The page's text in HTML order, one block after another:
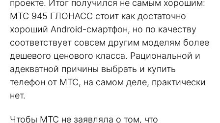
проекте. Итог получился не самым хорошим:
МТС 945 ГЛОНАСС стоит как достаточно
хороший Android-смартфон, но по качеству
соответствует совсем другим моделям более
дешевого ценового класса. Рациональной и
адекватной причины выбрать и купить
телефон от МТС, на самом деле, практически
нет.
Чтобы МТС не заявляла о том, что